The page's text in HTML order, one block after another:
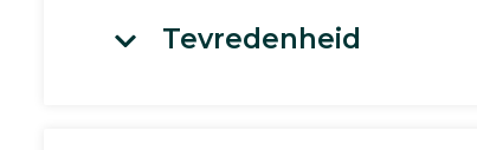
Tevredenheid